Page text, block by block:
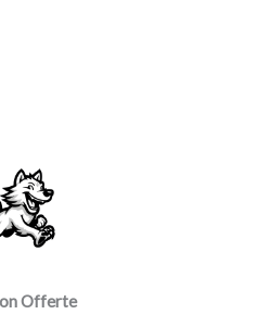
Offerte